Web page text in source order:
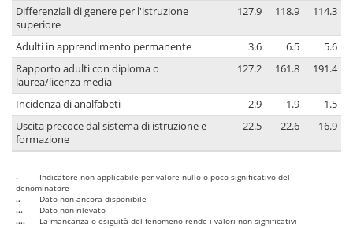
Differenziali di genere per l'istruzione
superiore
127.9 118.9 114.3
Adulti in apprendimento permanente 3.6 6.5
5.6
Rapporto adulti con diploma o
laurea/licenza media
127.2 161.8 191.4
Incidenza di analfabeti 2.9 1.9
1.5
Uscita precoce dal sistema di istruzione e
formazione
22.5 22.6 16.9
-
Indicatore non applicabile per valore nullo o poco significativo del
denominatore
..
Dato non ancora disponibile
...
Dato non rilevato
....
La mancanza o esiguità del fenomeno rende i valori non significativi